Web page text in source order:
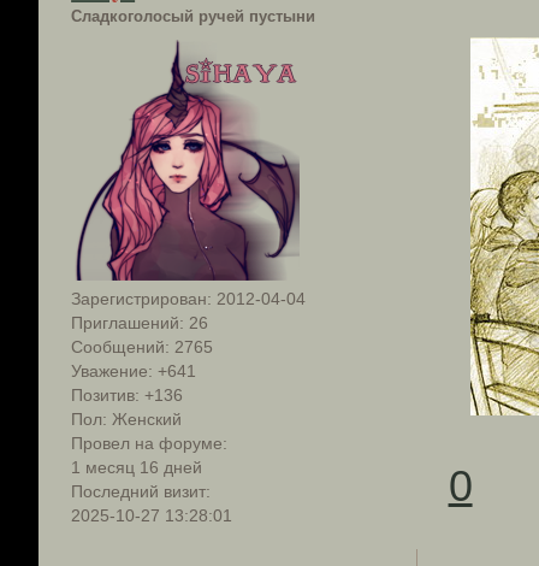
Сладкоголосый ручей пустыни
Зарегистрирован: 2012-04-04
Приглашений: 26
Сообщений: 2765
Уважение: +641
Позитив: +136
Пол: Женский
Провел на форуме:
1 месяц 16 дней
Последний визит:
2025-10-27 13:28:01
0